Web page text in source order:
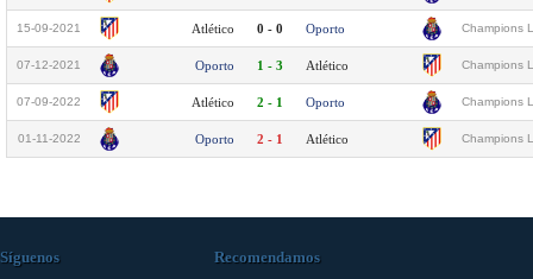
15-09-2021 Atlético 0 - 0 Oporto Champions
07-12-2021 Oporto 1 - 3 Atlético Champions
07-09-2022 Atlético 2 - 1 Oporto Champions
01-11-2022 Oporto 2 - 1 Atlético Champions
Síguenos Recomendamos